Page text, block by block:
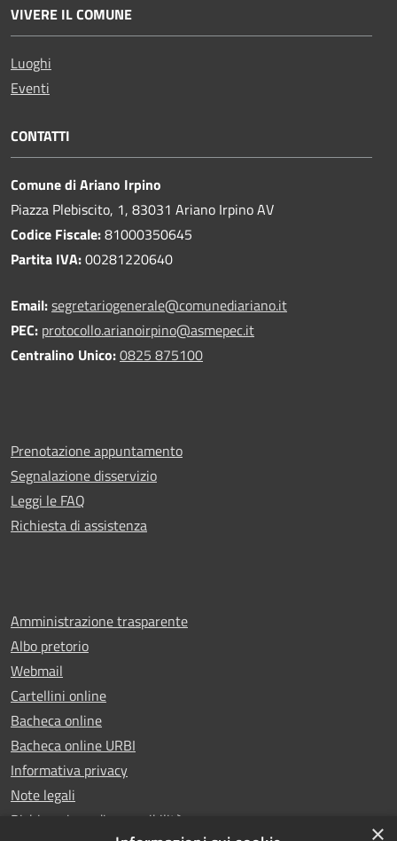
VIVERE IL COMUNE
Luoghi
Eventi
CONTATTI
Comune di Ariano Irpino
Piazza Plebiscito, 1, 83031 Ariano Irpino AV
Codice Fiscale:81000350645
Partita IVA:00281220640
Email:segretariogenerale@comunediariano.it
PEC: protocollo.arianoirpino@asmepec.it
Centralino Unico:0825 875100
Prenotazione appuntamento
Segnalazione disservizio
Leggi le FAQ
Richiesta di assistenza
Amministrazione trasparente
Albo pretorio
Webmail
Cartellini online
Bacheca online
Bacheca online URBI
Informativa privacy
Note legali
Dichiarazione di accessibilità
×